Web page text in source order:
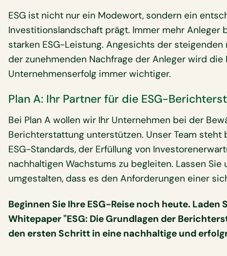
ESG ist nicht nur ein Modewort, sondern ein
Investitionslandschaft prägt. Immer mehr Anleger
starken ESG-Leistung. Angesichts der
der zunehmenden Nachfrage der Anleger wird
Unternehmenserfolg immer wichtiger.
Plan A: Ihr Partner für die ESG-
Bei Plan A wollen wir Ihr Unternehmen bei der
Berichterstattung unterstützen. Unser Team steht
ESG-Standards, der Erfüllung von
nachhaltigen Wachstums zu begleiten. Lassen
umgestalten, dass es den Anforderungen einer
Beginnen Sie Ihre ESG-Reise noch heute. Laden
Whitepaper "ESG: Die Grundlagen der
den ersten Schritt in eine nachhaltige und